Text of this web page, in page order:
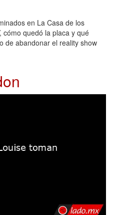
en La Casa de los
cómo quedó la placa y qué
de abandonar el reality show